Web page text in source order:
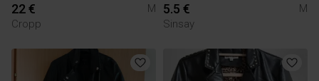
22 €
M
Cropp
5.5 €
M
Sinsay